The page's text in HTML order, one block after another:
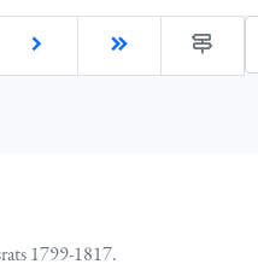
1799-1817.